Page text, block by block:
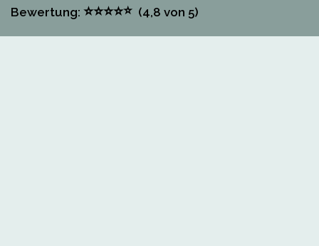
Bewertung: ⭐⭐⭐⭐⭐ (4,8 von 5)